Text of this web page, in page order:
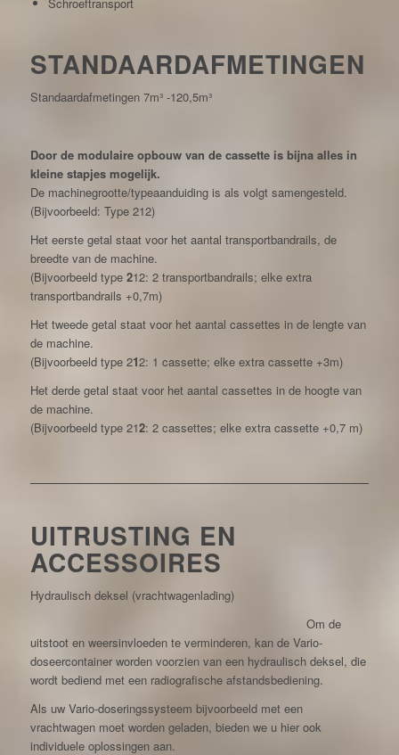
Schroeftransport
STANDAARDAFMETINGEN
Standaardafmetingen 7m³ -120,5m³
Door de modulaire opbouw van de cassette is bijna alles in
kleine stapjes mogelijk.
De machinegrootte/typeaanduiding is als volgt samengesteld.
(Bijvoorbeeld: Type 212)
Het eerste getal staat voor het aantal transportbandrails, de
breedte van de machine.
(Bijvoorbeeld type 212: 2 transportbandrails; elke extra
transportbandrails +0,7m)
Het tweede getal staat voor het aantal cassettes in de lengte van
de machine.
(Bijvoorbeeld type 212: 1 cassette; elke extra cassette +3m)
Het derde getal staat voor het aantal cassettes in de hoogte van
de machine.
(Bijvoorbeeld type 212: 2 cassettes; elke extra cassette +0,7 m)
UITRUSTING EN
ACCESSOIRES
Hydraulisch deksel (vrachtwagenlading)
Om de
uitstoot en weersinvloeden te verminderen, kan de Vario-
doseercontainer worden voorzien van een hydraulisch deksel, die
wordt bediend met een radiografische afstandsbediening.
Als uw Vario-doseringssysteem bijvoorbeeld met een
vrachtwagen moet worden geladen, bieden we u hier ook
individuele oplossingen aan.